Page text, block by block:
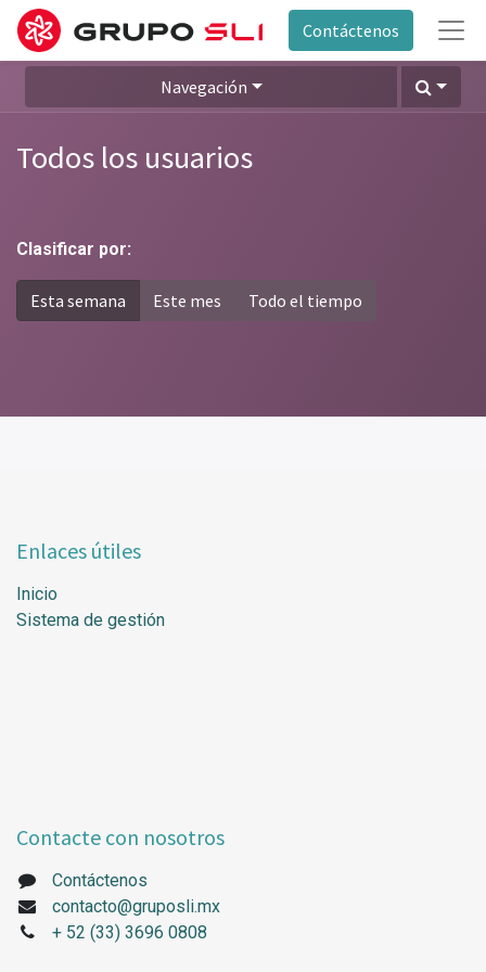
Contáctenos
Navegación
Todos los usuarios
Clasificar por:
Esta semana Este mes Todo el tiempo
Enlaces útiles
Inicio
Sistema de gestión
Contacte con nosotros
Contáctenos
contacto@gruposli.mx
+ 52 (33) 3696 0808